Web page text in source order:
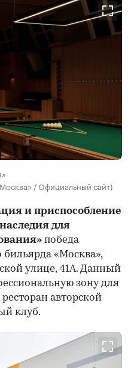
/ Официальный сайт)
и приспособление
для
победа
бильярда «Москва»,
улице, 41А. Данный
зону для
авторской
клуб.